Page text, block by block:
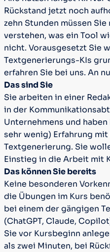
Rückstand jetzt noch
zehn Stunden müssen
verstehen, was ein Tool
nicht. Vorausgesetzt Sie
Textgenerierungs-KIs
erfahren Sie bei uns. An
Das sind Sie
Sie arbeiten in einer
in der
Unternehmens und
sehr wenig) Erfahrung mit
Textgenerierung. Sie
Einstieg in die Arbeit mit
Das können Sie bereits
Keine besonderen
die Übungen im Kurs
bei einem der gängigen
(ChatGPT, Claude,
Sie vor Kursbeginn
als zwei Minuten, bei